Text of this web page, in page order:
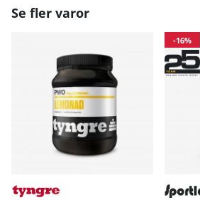
Se fler varor
-16%